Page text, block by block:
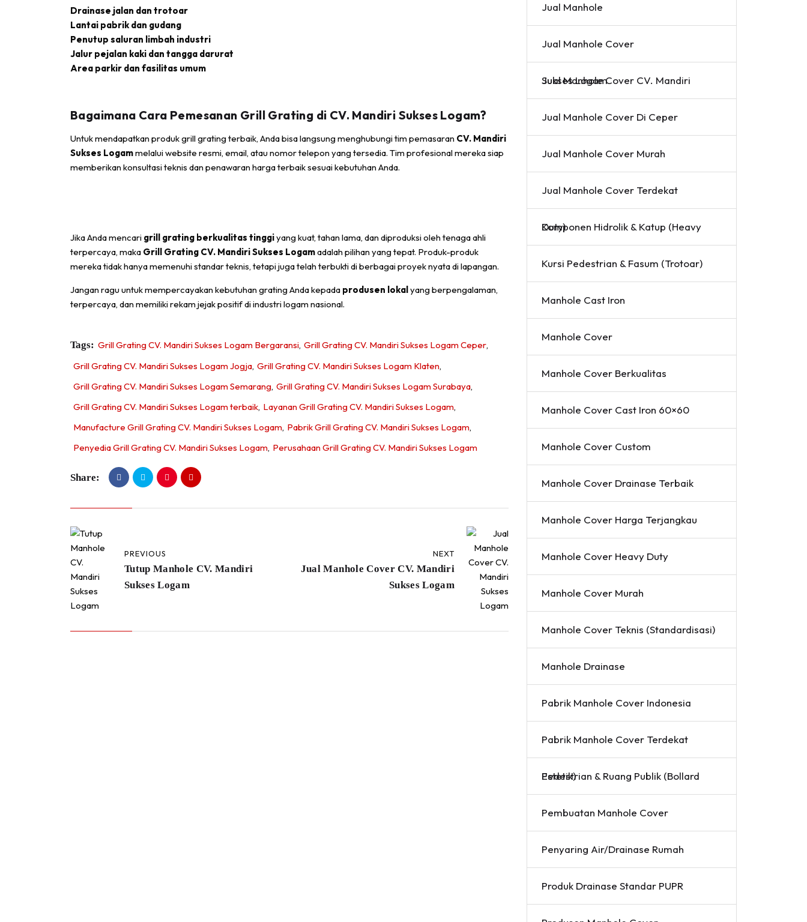
Drainase jalan dan trotoar
Lantai pabrik dan gudang
Penutup saluran limbah industri
Jalur pejalan kaki dan tangga darurat
Area parkir dan fasilitas umum
Bagaimana Cara Pemesanan Grill Grating di CV. Mandiri Sukses Logam?
Untuk mendapatkan produk grill grating terbaik, Anda bisa langsung menghubungi tim pemasaran CV. Mandiri
Sukses Logammelalui website resmi, email, atau nomor telepon yang tersedia. Tim profesional mereka siap
memberikan konsultasi teknis dan penawaran harga terbaik sesuai kebutuhan Anda.
Jika Anda mencari grill grating berkualitas tinggiyang kuat, tahan lama, dan diproduksi oleh tenaga ahli
terpercaya, maka Grill Grating CV. Mandiri Sukses Logamadalah pilihan yang tepat. Produk-produk
mereka tidak hanya memenuhi standar teknis, tetapi juga telah terbukti di berbagai proyek nyata di lapangan.
Jangan ragu untuk mempercayakan kebutuhan grating Anda kepada produsen lokal yang berpengalaman,
terpercaya, dan memiliki rekam jejak positif di industri logam nasional.
Tags: Grill Grating CV. Mandiri Sukses Logam Bergaransi, Grill Grating CV. Mandiri Sukses Logam Ceper,
Grill Grating CV. Mandiri Sukses Logam Jogja, Grill Grating CV. Mandiri Sukses Logam Klaten,
Grill Grating CV. Mandiri Sukses Logam Semarang, Grill Grating CV. Mandiri Sukses Logam Surabaya,
Grill Grating CV. Mandiri Sukses Logam terbaik, Layanan Grill Grating CV. Mandiri Sukses Logam,
Manufacture Grill Grating CV. Mandiri Sukses Logam, Pabrik Grill Grating CV. Mandiri Sukses Logam,
Penyedia Grill Grating CV. Mandiri Sukses Logam, Perusahaan Grill Grating CV. Mandiri Sukses Logam
Share:
PREVIOUS
Tutup Manhole CV. Mandiri
Sukses Logam
NEXT
Jual Manhole Cover CV. Mandiri
Sukses Logam
Jual Manhole
Jual Manhole Cover
Jual Manhole Cover CV. Mandiri Sukses Logam
Jual Manhole Cover Di Ceper
Jual Manhole Cover Murah
Jual Manhole Cover Terdekat
Komponen Hidrolik & Katup (Heavy Duty)
Kursi Pedestrian & Fasum (Trotoar)
Manhole Cast Iron
Manhole Cover
Manhole Cover Berkualitas
Manhole Cover Cast Iron 60×60
Manhole Cover Custom
Manhole Cover Drainase Terbaik
Manhole Cover Harga Terjangkau
Manhole Cover Heavy Duty
Manhole Cover Murah
Manhole Cover Teknis (Standardisasi)
Manhole Drainase
Pabrik Manhole Cover Indonesia
Pabrik Manhole Cover Terdekat
Pedestrian & Ruang Publik (Bollard Estetik)
Pembuatan Manhole Cover
Penyaring Air/Drainase Rumah
Produk Drainase Standar PUPR